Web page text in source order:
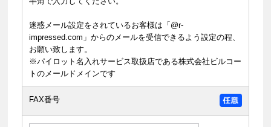
迷惑メール設定をされているお客様は「@r-
impressed.com」からのメールを受信できるよう設定の程、
お願い致します。
※パイロット名入れサービス取扱店である株式会社ビルコー
トのメールドメインです
FAX番号